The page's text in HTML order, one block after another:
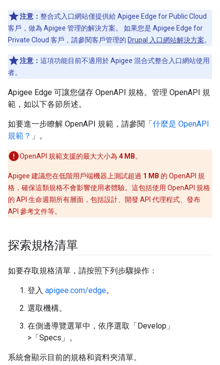
注意： 整合式入口網站僅提供給 Apigee Edge for Public Cloud
客戶，做為 Apigee 管理的解決方案。 如果您是 Apigee Edge for
Private Cloud 客戶，請參閱客戶管理的 Drupal 入口網站解決方案。
注意： 這項功能目前不適用於 Apigee 混合式整合入口網站使用
者。
Apigee Edge 可讓您儲存 OpenAPI 規格。管理 OpenAPI 規
範，如以下各節所述。
如要進一步瞭解 OpenAPI 規範，請參閱「什麼是 OpenAPI
規範？ 」。
OpenAPI 規範支援的最大大小為 4 MB。
Apigee 建議您在低階用戶端機器上測試超過 1 MB 的 OpenAPI 規
格，確保這類規格不會影響使用者體驗。這包括使用 OpenAPI 規格
的 API 生命週期所有層面，包括設計、開發 API 代理程式、發布
API 參考文件等。
探索規格清單
如要存取規格清單，請按照下列步驟操作：
登入 apigee.com/edge。
選取機構。
在側邊導覽選單中，依序選取「Develop」
>「Specs」 。
系統會顯示目前的規格和資料夾清單。